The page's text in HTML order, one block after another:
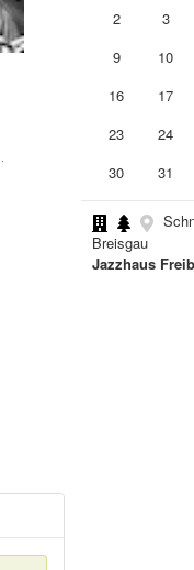
2
3
9
10
16
17
23
24
30
31
Breisgau
Jazzhaus